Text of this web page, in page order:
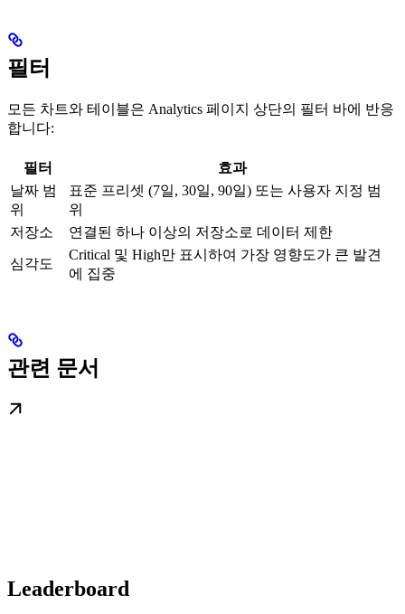
필터
모든 차트와 테이블은 Analytics 페이지 상단의 필터 바에 반응
합니다:
필터
효과
날짜 범
위
표준 프리셋 (7일, 30일, 90일) 또는 사용자 지정 범
위
저장소
연결된 하나 이상의 저장소로 데이터 제한
심각도
Critical 및 High만 표시하여 가장 영향도가 큰 발견
에 집중
관련 문서
Leaderboard